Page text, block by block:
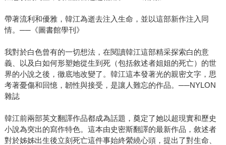
帶著流利和優雅，韓江為逝去注入生命，並以這部新作注入同
情。──《圖書館學刊》
我對於白色曾有的一切想法，在閱讀韓江這部精采探索白的意
義、以及白如何形塑她從生到死（包括敘述者姐姐的死亡）的世
界的小說之後，徹底地改變了。韓江這本發著光的親密文字，思
考著憂傷和回憶，韌性與接受，是讓人難忘的作品。──NYLON
雜誌
韓江前兩部英文翻譯作品都成為話題，奠定了她以超現實和歷史
小說為突出的寫作特色。這本由史密斯翻譯的最新作品，敘述者
對於姊姊出生後立刻死亡這件事始終縈繞心頭，提出了對生命、